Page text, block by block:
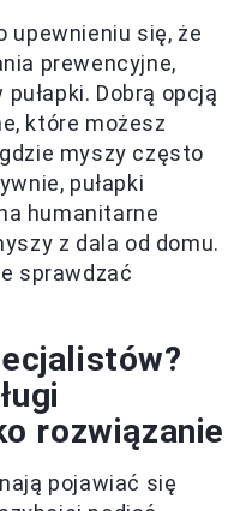
upewnieniu się, że
prewencyjne,
Dobrą opcją
które możesz
myszy często
pułapki
humanitarne
z dala od domu.
sprawdzać
rozwiązanie
pojawiać się